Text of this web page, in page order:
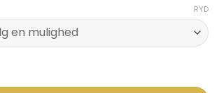
RYD
Guards Super Light - Sort antal